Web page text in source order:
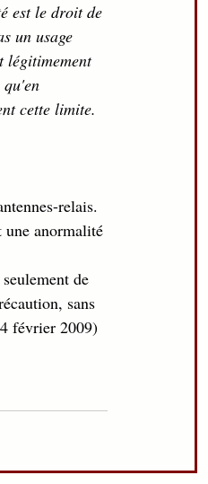
est le droit de
un usage
légitimement
cette limite.
relais.
une anormalité
de
sans
février 2009)